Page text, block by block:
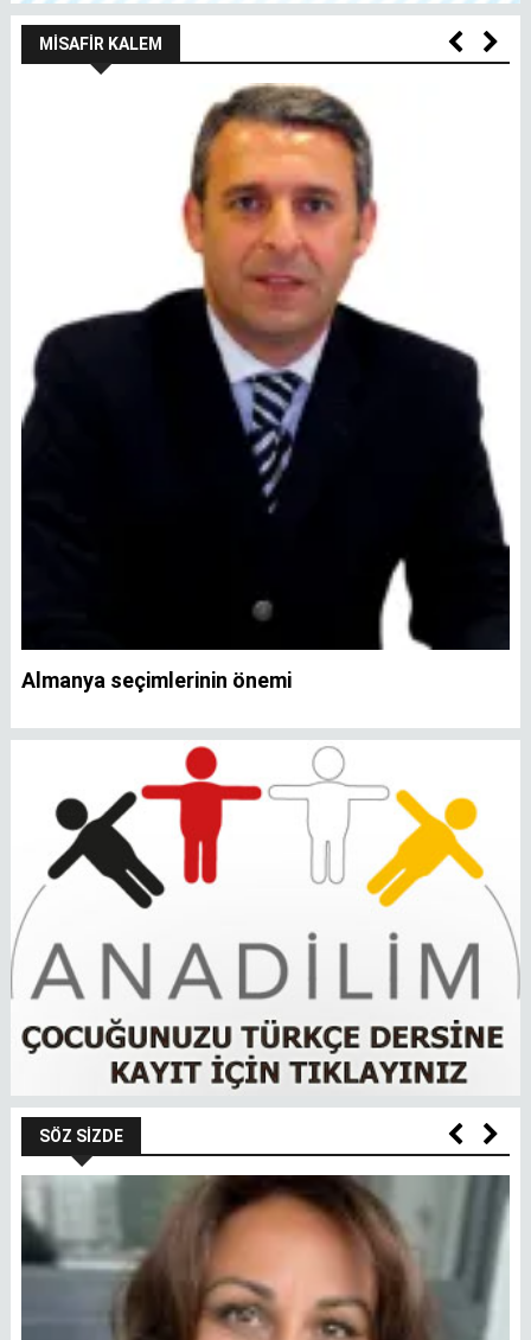
MISAFIR KALEM
Almanya seçimlerinin önemi
SÖZ SIZDE